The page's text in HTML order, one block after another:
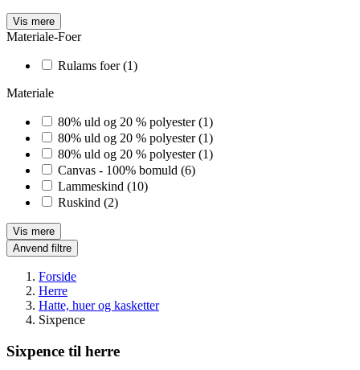
Vis mere
Materiale-Foer
Rulams foer (1)
Materiale
80% uld og 20 % polyester (1)
80% uld og 20 % polyester (1)
80% uld og 20 % polyester (1)
Canvas - 100% bomuld (6)
Lammeskind (10)
Ruskind (2)
Vis mere
Anvend filtre
Forside
Herre
Hatte, huer og kasketter
Sixpence
Sixpence til herre